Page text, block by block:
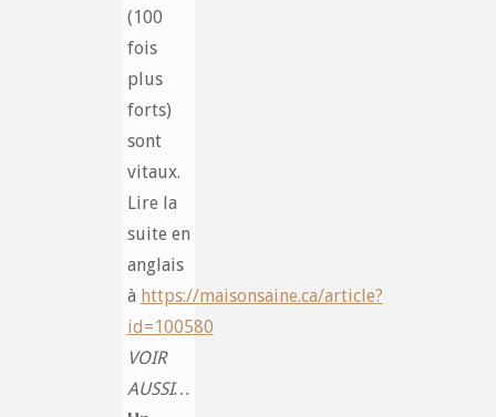
(100
fois
plus
forts)
sont
vitaux.
Lire la
suite en
anglais
à https://maisonsaine.ca/article?
id=100580
VOIR
AUSSI…